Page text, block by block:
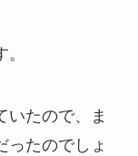
いたので、ま
ったのでしょ